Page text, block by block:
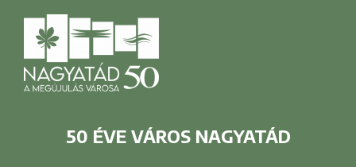
50 ÉVE VÁROS NAGYATÁD